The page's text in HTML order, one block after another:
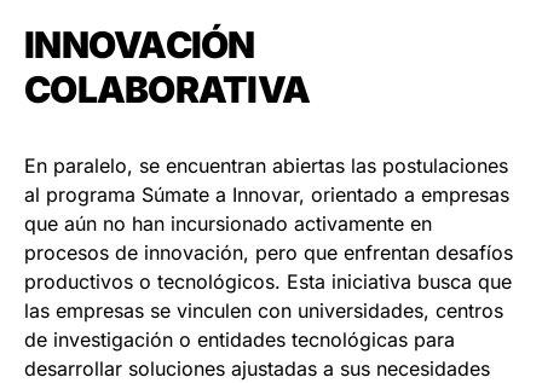
INNOVACIÓN
COLABORATIVA
En paralelo, se encuentran abiertas las postulaciones
al programa Súmate a Innovar, orientado a empresas
que aún no han incursionado activamente en
procesos de innovación, pero que enfrentan desafíos
productivos o tecnológicos. Esta iniciativa busca que
las empresas se vinculen con universidades, centros
de investigación o entidades tecnológicas para
desarrollar soluciones ajustadas a sus necesidades